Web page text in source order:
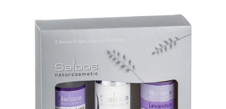
0,0
z